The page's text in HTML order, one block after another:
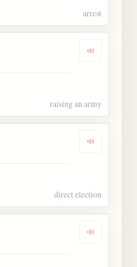
arrest
Dengarkan
raising an army
Dengarkan
direct election
Dengarkan